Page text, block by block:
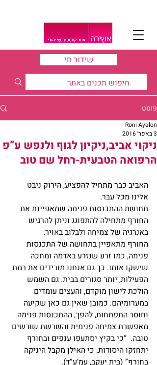
שידור חי
פוסט
ניקוי אביב,ניקיון לגוף ולנפש ע”פ
הרפואה הטבעית-רחל שם טוב
Roni Ayalon
3 באפר׳ 2016
האביב כבר מתחיל להפציע, הירוק ניבט
אלינו מכל עבר.
תחושת ההתכנסות פנימה שמאפיינת את
החורף מתחילה להתפוגג וניתן להרגיש
באנרגיה של צמיחה ולבלוב באויר.
החורף מתאפיין בתחושה של התכנסות
פנימה, כמו זרע שנזרע באדמה ומחכה
שישקו אותו. כך גם אנחנו מורידים את רמת
הפעילות, יותר סגורים בבית. גם השמש
הולכת לישון מוקדם, והעצים עומדים
במערומיהם. כמובן שאין גם כאן שקיעה
וחוסר התפתחות, להפך, ההתכנסות פנימה
מאפשרת צמיחה פנימית והשרשת שורשים
טובה.  “כי בקיץ יסתעפו ענפים ובחורף
יתחזקו היסודות. כי האילן מקבל היניקה
בחורף” (בית יעקב, עמ’ע”ד).